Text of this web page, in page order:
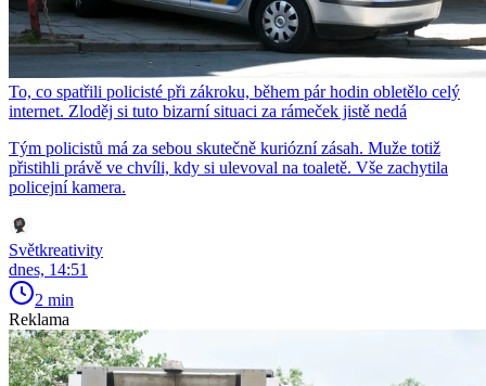
To, co spatřili policisté při zákroku, během pár hodin obletělo celý
internet. Zloděj si tuto bizarní situaci za rámeček jistě nedá
Tým policistů má za sebou skutečně kuriózní zásah. Muže totiž
přistihli právě ve chvíli, kdy si ulevoval na toaletě. Vše zachytila
policejní kamera.
Světkreativity
dnes, 14:51
2 min
Reklama